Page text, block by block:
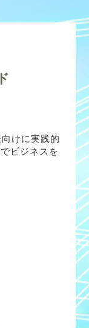
けに実践的
ビジネスを